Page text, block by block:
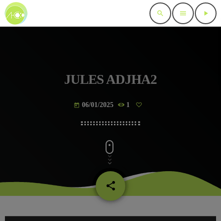
search menu play_arrow
JULES ADJHA2
today 06/01/2025 1
share
email